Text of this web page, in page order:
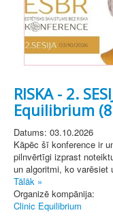
RISKA - 2.
Equilibrium
Datums: 03.10.2026
Kāpēc šī konference ir
pilnvērtīgi izprast
un algoritmi, ko varēsiet
Tālāk »
Organizē kompānija:
Clinic Equilibrium